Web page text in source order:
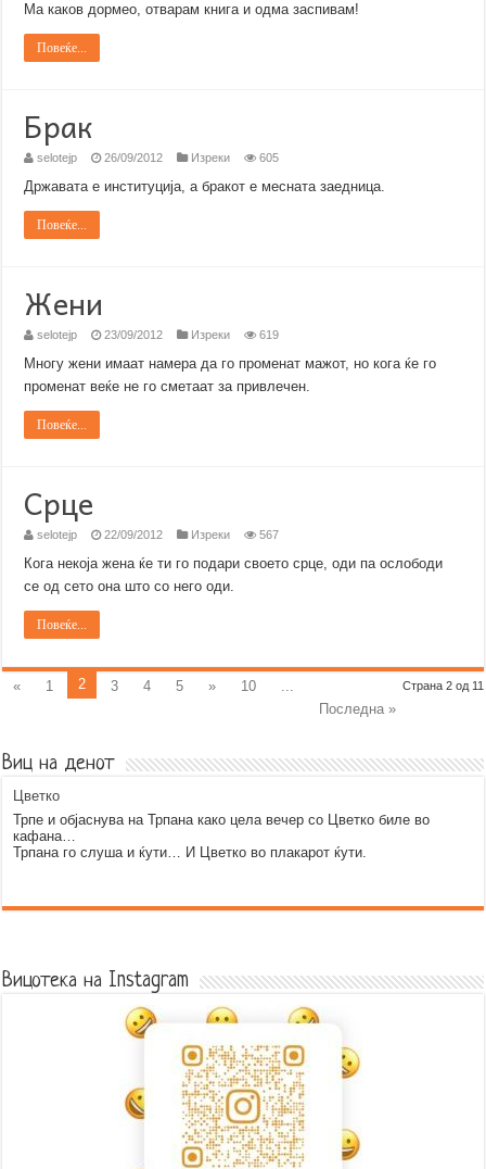
Ма каков дормео, отварам книга и одма заспивам!
Повеќе...
Брак
selotejp 26/09/2012 Изреки 605
Државата е институција, а бракот е месната заедница.
Повеќе...
Жени
selotejp 23/09/2012 Изреки 619
Многу жени имаат намера да го променат мажот, но кога ќе го
променат веќе не го сметаат за привлечен.
Повеќе...
Срце
selotejp 22/09/2012 Изреки 567
Кога некоја жена ќе ти го подари своето срце, оди па ослободи
се од сето она што со него оди.
Повеќе...
Страна 2 од 11
« 1 2 3 4 5 » 10
...
Последна »
Виц на денот
Цветко
Трпе и објаснува на Трпана како цела вечер со Цветко биле во
кафана…
Трпана го слуша и ќути… И Цветко во плакарот ќути.
Вицотека на Instagram